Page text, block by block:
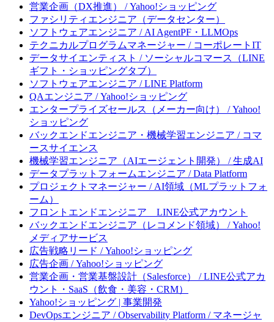
営業企画（DX推進） / Yahoo!ショッピング
ファシリティエンジニア（データセンター）
ソフトウェアエンジニア / AI AgentPF・LLMOps
テクニカルプログラムマネージャー / コーポレートIT
データサイエンティスト / ソーシャルコマース（LINE
ギフト・ショッピングタブ）
ソフトウェアエンジニア / LINE Platform
QAエンジニア / Yahoo!ショッピング
エンタープライズセールス（メーカー向け） / Yahoo!
ショッピング
バックエンドエンジニア・機械学習エンジニア / コマ
ースサイエンス
機械学習エンジニア（AIエージェント開発） / 生成AI
データプラットフォームエンジニア / Data Platform
プロジェクトマネージャー / AI領域（MLプラットフォ
ーム）
フロントエンドエンジニア LINE公式アカウント
バックエンドエンジニア（レコメンド領域） / Yahoo!
メディアサービス
広告戦略リード / Yahoo!ショッピング
広告企画 / Yahoo!ショッピング
営業企画・営業基盤設計（Salesforce） / LINE公式アカ
ウント・SaaS（飲食・美容・CRM）
Yahoo!ショッピング | 事業開発
DevOpsエンジニア / Observability Platform / マネージャ